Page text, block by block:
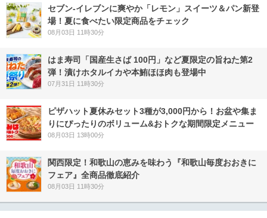
セブン‐イレブンに爽やか「レモン」スイーツ＆パン新登
場！夏に食べたい限定商品をチェック
08月03日 11時30分
はま寿司「国産生さば 100円」など夏限定の旨ねた第2
弾！漬けホタルイカや本鮪ほほ肉も登場中
07月31日 11時30分
ピザハット夏休みセット3種が3,000円から！お盆や集ま
りにぴったりのボリューム&おトクな期間限定メニュー
08月03日 13時00分
関西限定！和歌山の恵みを味わう『和歌山毎度おおきに
フェア』全商品徹底紹介
08月03日 11時30分